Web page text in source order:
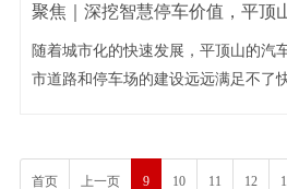
聚焦｜深挖智慧停车价值，平顶
随着城市化的快速发展，平顶山的汽
市道路和停车场的建设远远满足不了
首页 上一页 9 10 11 12